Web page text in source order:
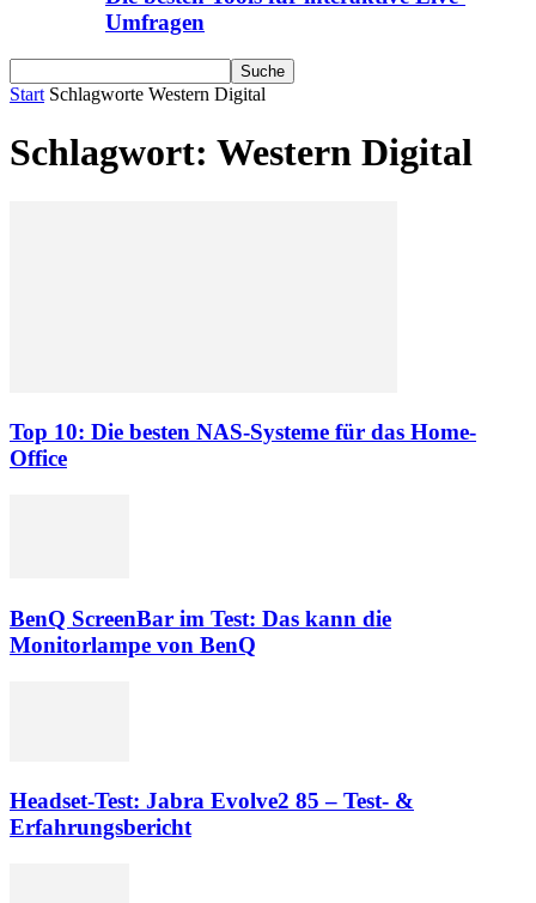
Umfragen
Start Schlagworte Western Digital
Schlagwort: Western Digital
Top 10: Die besten NAS-Systeme für das Home-
Office
BenQ ScreenBar im Test: Das kann die
Monitorlampe von BenQ
Headset-Test: Jabra Evolve2 85 – Test- &
Erfahrungsbericht